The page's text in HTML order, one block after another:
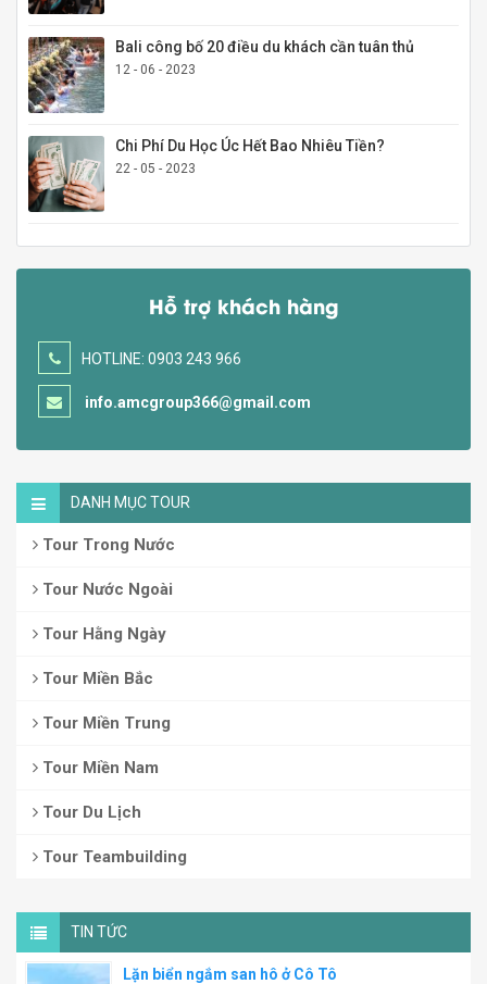
Bali công bố 20 điều du khách cần tuân thủ
12 - 06 - 2023
Chi Phí Du Học Úc Hết Bao Nhiêu Tiền?
22 - 05 - 2023
Hỗ trợ khách hàng
HOTLINE: 0903 243 966
info.amcgroup366@gmail.com
DANH MỤC TOUR
Tour Trong Nước
Tour Nước Ngoài
Tour Hằng Ngày
Tour Miền Bắc
Tour Miền Trung
Tour Miền Nam
Tour Du Lịch
Tour Teambuilding
TIN TỨC
Lặn biển ngắm san hô ở Cô Tô